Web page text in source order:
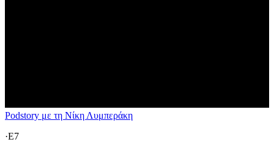
Podstory με τη Νίκη Λυμπεράκη
·E7